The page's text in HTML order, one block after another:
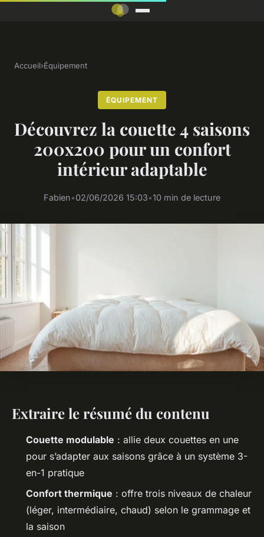
Accueil›Équipement
ÉQUIPEMENT
Découvrez la couette 4 saisons
200x200 pour un confort
intérieur adaptable
Fabien•02/06/2026 15:03•10 min de lecture
Extraire le résumé du contenu
Couette modulable : allie deux couettes en une
pour s’adapter aux saisons grâce à un système 3-
en-1 pratique
Confort thermique : offre trois niveaux de chaleur
(léger, intermédiaire, chaud) selon le grammage et
la saison